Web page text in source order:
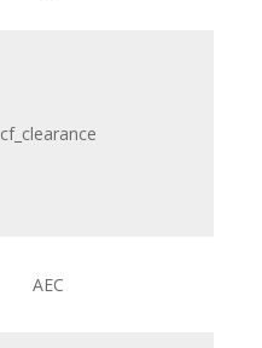
cf_clearance
AEC